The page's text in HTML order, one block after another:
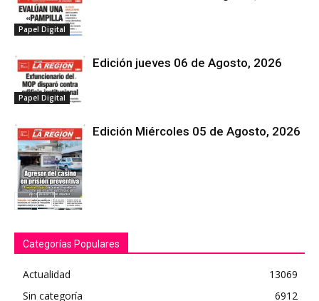
Papel Digital
Papel Digital
Edición jueves 06 de Agosto, 2026
Edición Miércoles 05 de Agosto, 2026
Categorías Populares
Actualidad
13069
Sin categoría
6912